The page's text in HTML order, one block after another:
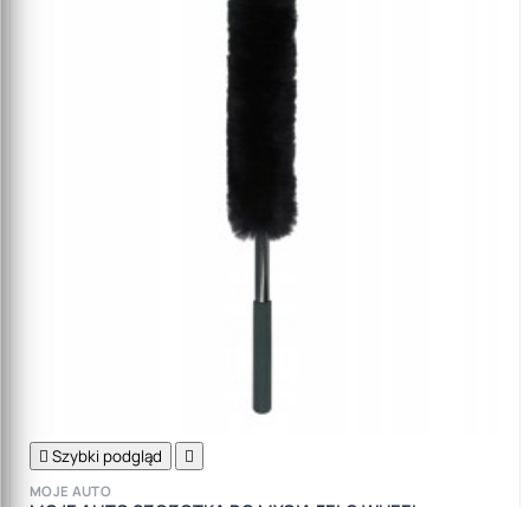
 Szybki podgląd 
MOJE AUTO